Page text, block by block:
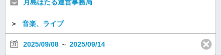
月島ほたる運営事務局
＞ 音楽、ライブ
2025/09/08 ～ 2025/09/14